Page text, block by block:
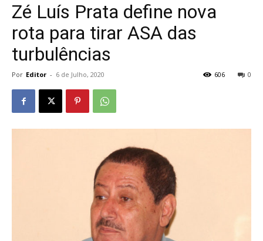
Zé Luís Prata define nova
rota para tirar ASA das
turbulências
Por Editor - 6 de Julho, 2020 0
606